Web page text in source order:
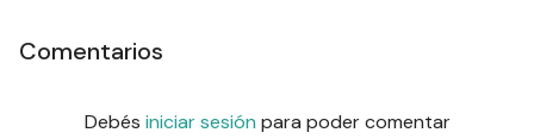
Comentarios
Debés iniciar sesión para poder comentar